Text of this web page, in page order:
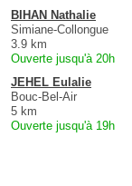
BIHAN Nathalie
Simiane-Collongue
3.9 km
Ouverte jusqu'à 20h
JEHEL Eulalie
Bouc-Bel-Air
5 km
Ouverte jusqu'à 19h